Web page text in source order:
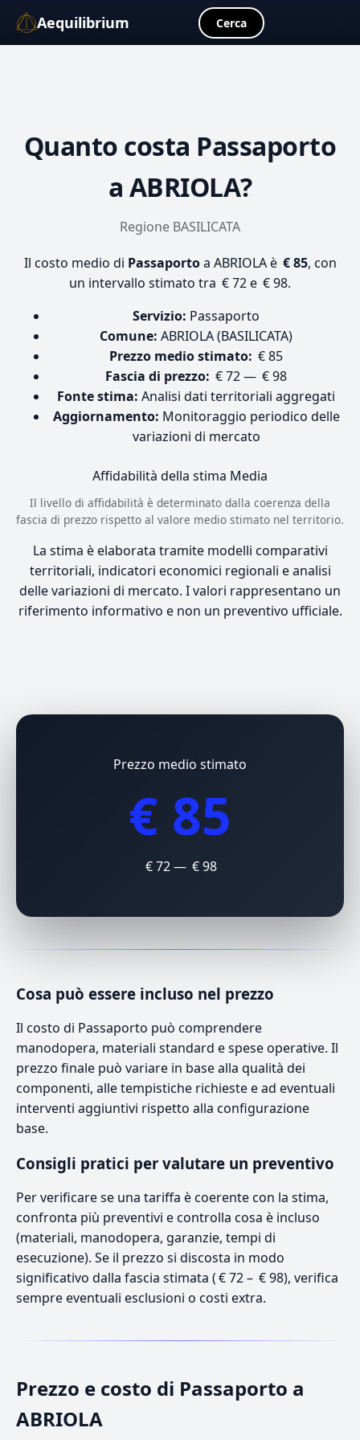
Aequilibrium Cerca
Quanto costa Passaporto
a ABRIOLA?
Regione BASILICATA
Il costo medio di Passaportoa ABRIOLA è € 85, con
un intervallo stimato tra € 72 e € 98.
Servizio: Passaporto
Comune: ABRIOLA (BASILICATA)
Prezzo medio stimato: € 85
Fascia di prezzo: € 72 — € 98
Fonte stima: Analisi dati territoriali aggregati
Aggiornamento: Monitoraggio periodico delle
variazioni di mercato
Affidabilità della stima Media
Il livello di affidabilità è determinato dalla coerenza della
fascia di prezzo rispetto al valore medio stimato nel territorio.
La stima è elaborata tramite modelli comparativi
territoriali, indicatori economici regionali e analisi
delle variazioni di mercato. I valori rappresentano un
riferimento informativo e non un preventivo ufficiale.
Prezzo medio stimato
€ 85
€ 72 — € 98
Cosa può essere incluso nel prezzo
Il costo di Passaporto può comprendere
manodopera, materiali standard e spese operative. Il
prezzo finale può variare in base alla qualità dei
componenti, alle tempistiche richieste e ad eventuali
interventi aggiuntivi rispetto alla configurazione
base.
Consigli pratici per valutare un preventivo
Per verificare se una tariffa è coerente con la stima,
confronta più preventivi e controlla cosa è incluso
(materiali, manodopera, garanzie, tempi di
esecuzione). Se il prezzo si discosta in modo
significativo dalla fascia stimata ( € 72 – € 98), verifica
sempre eventuali esclusioni o costi extra.
Prezzo e costo di Passaporto a
ABRIOLA